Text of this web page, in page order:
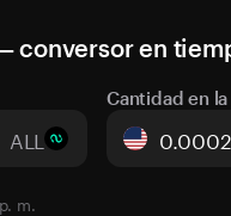
conversor en
ALL
Cantidad en
m.